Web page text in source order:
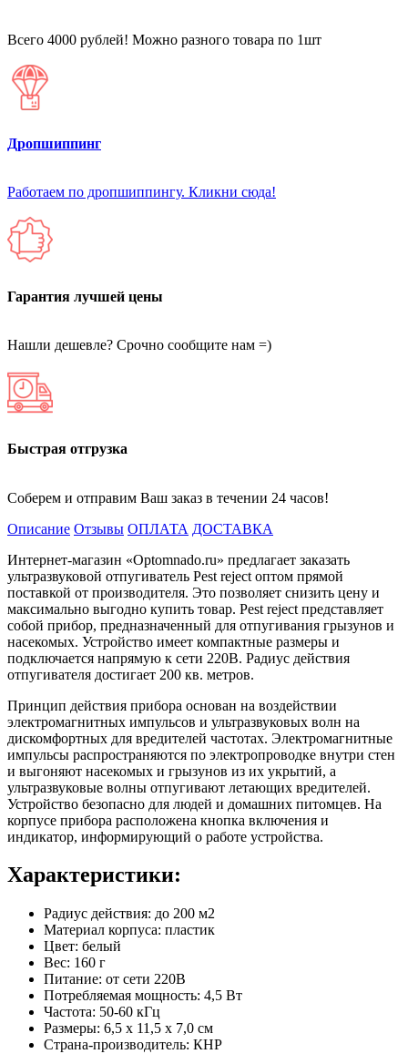
Всего 4000 рублей! Можно разного товара по 1шт
Дропшиппинг
Работаем по дропшиппингу. Кликни сюда!
Гарантия лучшей цены
Нашли дешевле? Срочно сообщите нам =)
Быстрая отгрузка
Соберем и отправим Ваш заказ в течении 24 часов!
Описание Отзывы ОПЛАТА ДОСТАВКА
Интернет-магазин «Optomnado.ru» предлагает заказать
ультразвуковой отпугиватель Pest reject оптом прямой
поставкой от производителя. Это позволяет снизить цену и
максимально выгодно купить товар. Pest reject представляет
собой прибор, предназначенный для отпугивания грызунов и
насекомых. Устройство имеет компактные размеры и
подключается напрямую к сети 220В. Радиус действия
отпугивателя достигает 200 кв. метров.
Принцип действия прибора основан на воздействии
электромагнитных импульсов и ультразвуковых волн на
дискомфортных для вредителей частотах. Электромагнитные
импульсы распространяются по электропроводке внутри стен
и выгоняют насекомых и грызунов из их укрытий, а
ультразвуковые волны отпугивают летающих вредителей.
Устройство безопасно для людей и домашних питомцев. На
корпусе прибора расположена кнопка включения и
индикатор, информирующий о работе устройства.
Характеристики:
Радиус действия: до 200 м2
Материал корпуса: пластик
Цвет: белый
Вес: 160 г
Питание: от сети 220В
Потребляемая мощность: 4,5 Вт
Частота: 50-60 кГц
Размеры: 6,5 x 11,5 x 7,0 см
Страна-производитель: КНР